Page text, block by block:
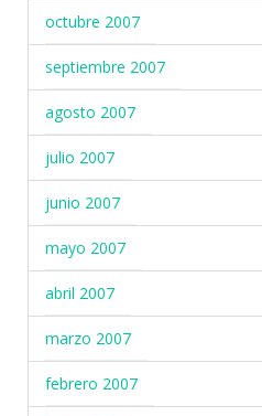
octubre 2007
septiembre 2007
agosto 2007
julio 2007
junio 2007
mayo 2007
abril 2007
marzo 2007
febrero 2007